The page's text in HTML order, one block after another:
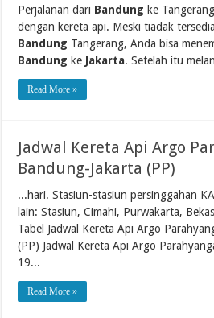
Perjalanan dari Bandung ke
dengan kereta api. Meski tiadak
Bandung Tangerang, Anda bisa
Bandung ke Jakarta. Setelah itu
Read More »
Jadwal Kereta Api Argo
Bandung-Jakarta (PP)
...hari. Stasiun-stasiun persinggahan
lain: Stasiun, Cimahi, Purwakarta,
Tabel Jadwal Kereta Api Argo
(PP) Jadwal Kereta Api Argo
19...
Read More »